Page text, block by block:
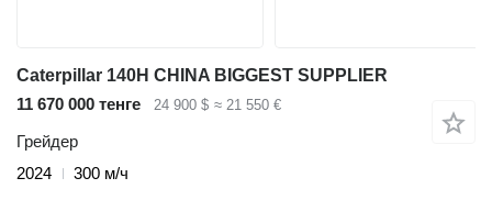
Caterpillar 140H CHINA BIGGEST SUPPLIER
11 670 000 тенге
24 900 $ ≈ 21 550 €
Грейдер
2024
300 м/ч